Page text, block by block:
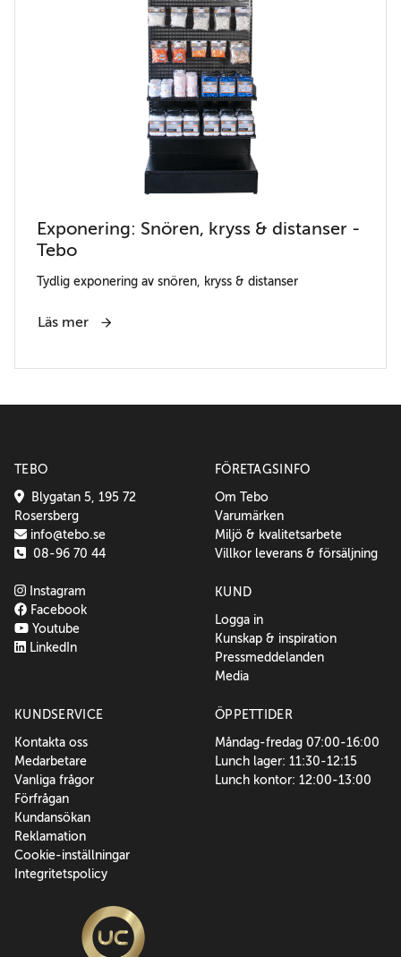
Exponering: Snören, kryss & distanser -
Tebo
Tydlig exponering av snören, kryss & distanser
Läs mer
TEBO
Blygatan 5, 195 72
Rosersberg
info@tebo.se
08-96 70 44
Instagram
Facebook
Youtube
LinkedIn
FÖRETAGSINFO
Om Tebo
Varumärken
Miljö & kvalitetsarbete
Villkor leverans & försäljning
KUND
Logga in
Kunskap & inspiration
Pressmeddelanden
Media
KUNDSERVICE
Kontakta oss
Medarbetare
Vanliga frågor
Förfrågan
Kundansökan
Reklamation
Cookie-inställningar
Integritetspolicy
ÖPPETTIDER
Måndag-fredag 07:00-16:00
Lunch lager: 11:30-12:15
Lunch kontor: 12:00-13:00